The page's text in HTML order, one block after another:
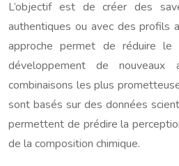
L’objectif est de créer des
authentiques ou avec des profils
approche permet de réduire
développement de
combinaisons les plus
sont basés sur des données
permettent de prédire la
de la composition chimique.